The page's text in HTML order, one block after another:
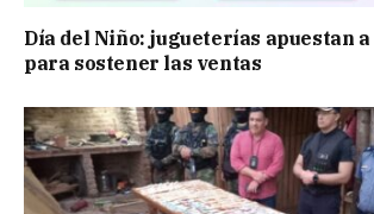
Día del Niño: jugueterías apuestan
para sostener las ventas